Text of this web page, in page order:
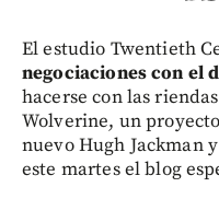
El estudio Twentieth
negociaciones con el
hacerse con las
Wolverine, un
nuevo Hugh Jackman
este martes el blog